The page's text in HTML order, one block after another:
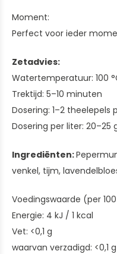
Moment:
Perfect voor ieder
Zetadvies:
Watertemperatuur: 100
Trektijd: 5–10 minuten
Dosering: 1–2 theelepels
Dosering per liter: 20–25
Ingrediënten:
venkel, tijm,
Voedingswaarde (per
Energie: 4 kJ / 1 kcal
Vet: <0,1 g
waarvan verzadigd: <0,1 g